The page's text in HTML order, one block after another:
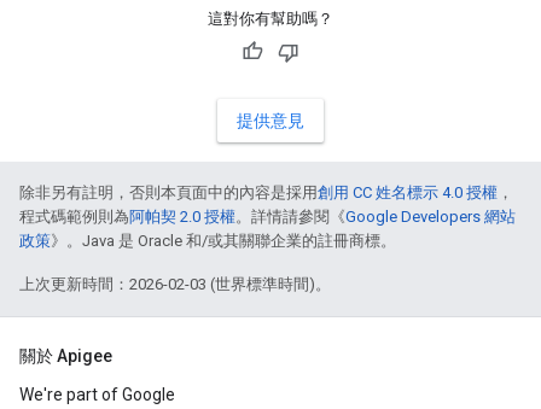
這對你有幫助嗎？
提供意見
除非另有註明，否則本頁面中的內容是採用創用 CC 姓名標示 4.0 授權 ，
程式碼範例則為阿帕契 2.0 授權。詳情請參閱《Google Developers 網站
政策》。Java 是 Oracle 和/或其關聯企業的註冊商標。
上次更新時間：2026-02-03 (世界標準時間)。
關於 Apigee
We're part of Google